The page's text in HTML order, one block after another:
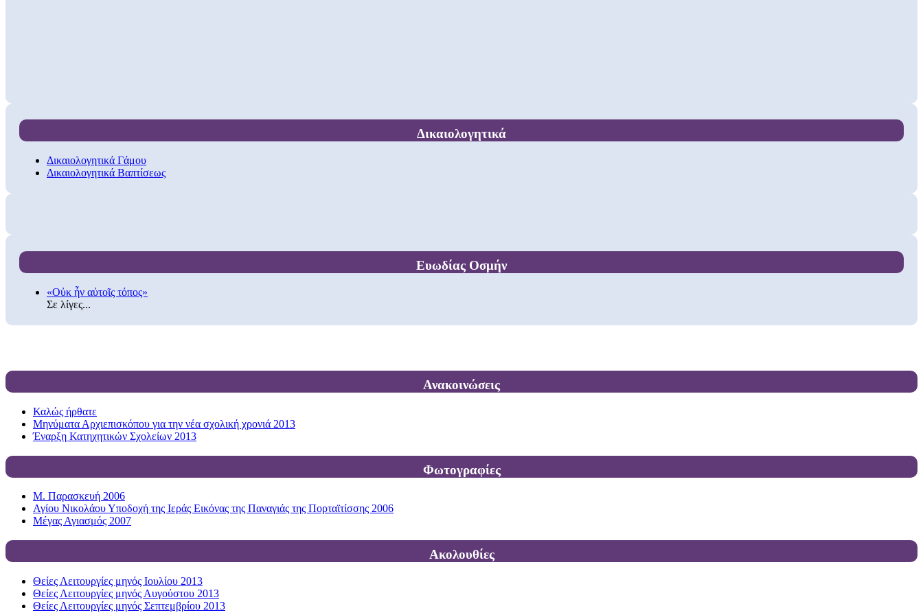
Δικαιολογητικά
Δικαιολογητικά Γάμου
Δικαιολογητικά Βαπτίσεως
Ευωδίας Οσμήν
«Οὐκ ἦν αὐτοῖς τόπος»
Σε λίγες...
Ανακοινώσεις
Καλώς ήρθατε
Μηνύματα Αρχιεπισκόπου για την νέα σχολική χρονιά 2013
Έναρξη Κατηχητικών Σχολείων 2013
Φωτογραφίες
Μ. Παρασκευή 2006
Αγίου Νικολάου Υποδοχή της Ιεράς Εικόνας της Παναγιάς της Πορταϊτίσσης 2006
Μέγας Αγιασμός 2007
Ακολουθίες
Θείες Λειτουργίες μηνός Ιουλίου 2013
Θείες Λειτουργίες μηνός Αυγούστου 2013
Θείες Λειτουργίες μηνός Σεπτεμβρίου 2013